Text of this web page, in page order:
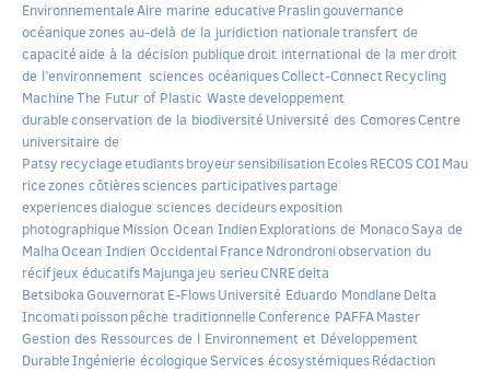
EnvironnementaleAire marine educativePraslingouvernance
océaniquezones au-delà de la juridiction nationaletransfert de
capacitéaide à la décision publiquedroit international de la merdroit
de l’environnement sciences océaniquesCollect-ConnectRecycling
MachineThe Futur of Plastic Wastedeveloppement
durableconservation de la biodiversitéUniversité des ComoresCentre
universitaire de
Patsy recyclageetudiantsbroyeursensibilisationEcolesRECOSCOIMau
ricezones côtièressciences participativespartage
experiencesdialogue sciences decideursexposition
photographiqueMission Ocean IndienExplorations de MonacoSaya de
MalhaOcean Indien OccidentalFranceNdrondroniobservation du
récifjeux éducatifsMajunga jeu serieuCNREdelta
BetsibokaGouvernoratE-FlowsUniversité Eduardo MondlaneDelta
Incomatipoissonpêche traditionnelleConference PAFFAMaster
Gestion des Ressources de l Environnement et Développement
DurableIngénierie écologiqueServices écosystémiquesRédaction